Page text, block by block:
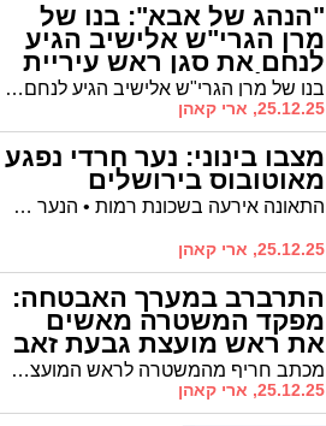
"הנהג של אבא": בנו של
מרן הגרי"ש אלישיב הגיע
לנחם את סגן ראש עיריית
ירושלים בנו של מרן הגרי"ש אלישיב הגיע לנחם והזכיר את שנות הקירבה לאביו פוסק הדור זצ"ל
25.12.25, ארי קאהן
מצבו בינוני: נער חרדי נפגע
מאוטובוס בירושלים
התאונה אירעה בשכונת רמות • הנער שסבל מחבלות בפנים ובראש פונה לשערי צדק
25.12.25, ארי קאהן
התרברב במערך האבטחה:
מפקד המשטרה מאשים
את ראש מועצת גבעת זאב
מכתב חריף מהמשטרה לראש המועצה חושף כשלים חמורים במערך האבטחה ביישוב הסמוך לירושלים • שערים לא פעילים, היעדר ליווי ופיקוח לקוי
25.12.25, ארי קאהן